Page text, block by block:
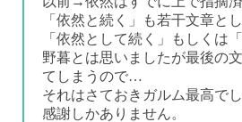
「依然と続く」も若干文章と
「依然として続く」もしくは
野暮とは思いましたが最後の
てしまうので…
それはさておきガルム最高で
感謝しかありません。